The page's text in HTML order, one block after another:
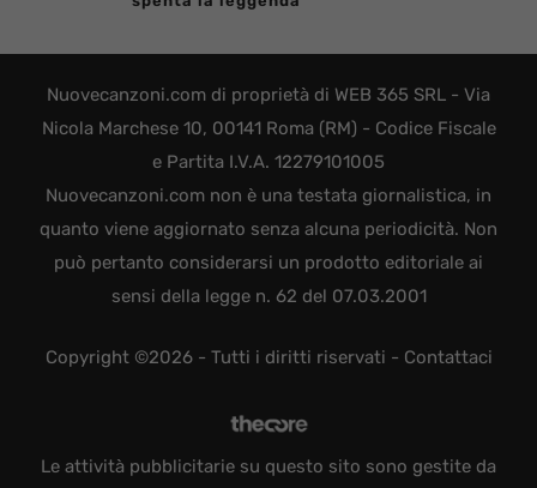
Nuovecanzoni.com di proprietà di WEB 365 SRL - Via
Nicola Marchese 10, 00141 Roma (RM) - Codice Fiscale
e Partita I.V.A. 12279101005
Nuovecanzoni.com non è una testata giornalistica, in
quanto viene aggiornato senza alcuna periodicità. Non
può pertanto considerarsi un prodotto editoriale ai
sensi della legge n. 62 del 07.03.2001
Copyright ©2026 - Tutti i diritti riservati - Contattaci
Le attività pubblicitarie su questo sito sono gestite da